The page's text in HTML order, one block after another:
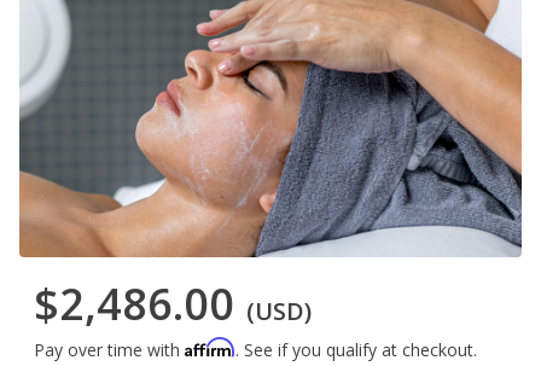
$2,486.00 (USD)
Pay over time with Affirm. See if you qualify at checkout.